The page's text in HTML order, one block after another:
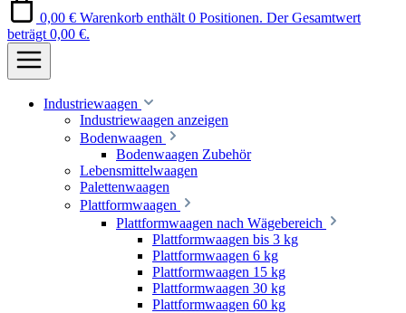
0,00 € Warenkorb enthält 0 Positionen. Der Gesamtwert
beträgt 0,00 €.
Industriewaagen
Industriewaagen anzeigen
Bodenwaagen
Bodenwaagen Zubehör
Lebensmittelwaagen
Palettenwaagen
Plattformwaagen
Plattformwaagen nach Wägebereich
Plattformwaagen bis 3 kg
Plattformwaagen 6 kg
Plattformwaagen 15 kg
Plattformwaagen 30 kg
Plattformwaagen 60 kg